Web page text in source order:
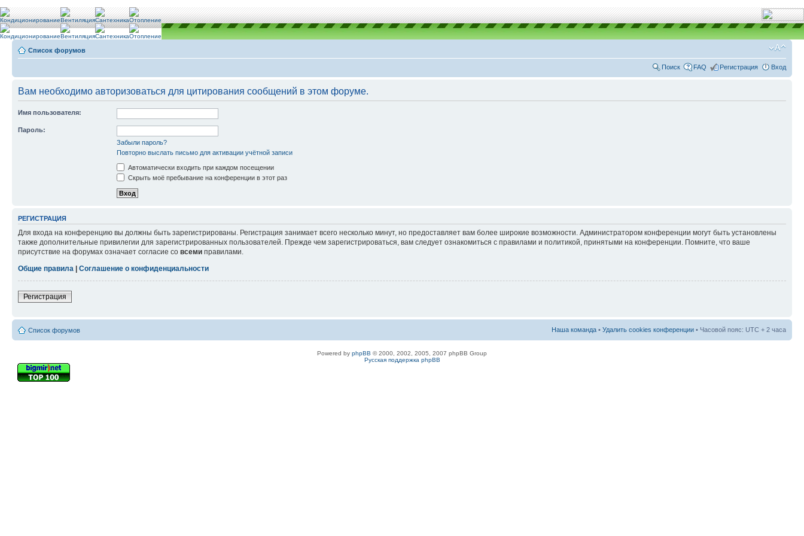
Список форумов
Поиск FAQ Регистрация Вход
Вам необходимо авторизоваться для цитирования сообщений в этом форуме.
Имя пользователя:
Пароль:
Забыли пароль?
Повторно выслать письмо для активации учётной записи
Автоматически входить при каждом посещении
Скрыть моё пребывание на конференции в этот раз
РЕГИСТРАЦИЯ
Для входа на конференцию вы должны быть зарегистрированы. Регистрация занимает всего несколько минут, но предоставляет вам более широкие возможности. Администратором конференции могут быть установлены
также дополнительные привилегии для зарегистрированных пользователей. Прежде чем зарегистрироваться, вам следует ознакомиться с правилами и политикой, принятыми на конференции. Помните, что ваше
присутствие на форумах означает согласие со всеми правилами.
Общие правила | Соглашение о конфиденциальности
Регистрация
Список форумов Наша команда • Удалить cookies конференции • Часовой пояс: UTC + 2 часа
Powered by phpBB © 2000, 2002, 2005, 2007 phpBB Group
Русская поддержка phpBB